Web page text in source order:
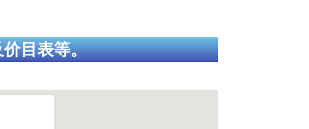
目表等。